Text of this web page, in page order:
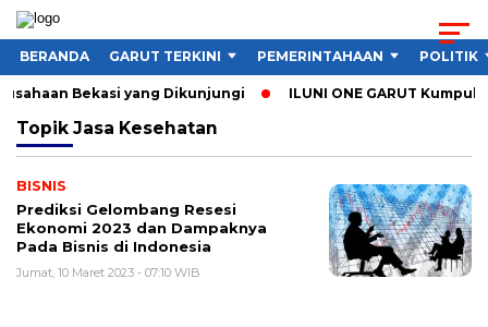
BERANDA GARUT TERKINI PEMERINTAHAAN POLITIK
Bekasi yang Dikunjungi ILUNI ONE GARUT
Topik Jasa Kesehatan
BISNIS
Prediksi Gelombang Resesi
Ekonomi 2023 dan Dampaknya
Pada Bisnis di Indonesia
Jumat, 10 Maret 2023 - 07:10 WIB